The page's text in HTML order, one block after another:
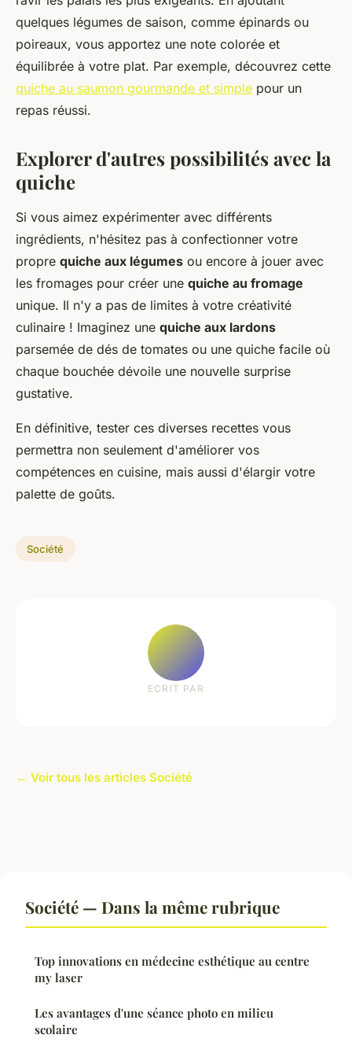
quelques légumes de saison, comme épinards ou
poireaux, vous apportez une note colorée et
équilibrée à votre plat. Par exemple, découvrez cette
quiche au saumon gourmande et simple pour un
repas réussi.
Explorer d'autres possibilités avec la
quiche
Si vous aimez expérimenter avec différents
ingrédients, n'hésitez pas à confectionner votre
propre quiche aux légumes ou encore à jouer avec
les fromages pour créer une quiche au fromage
unique. Il n'y a pas de limites à votre créativité
culinaire ! Imaginez une quiche aux lardons
parsemée de dés de tomates ou une quiche facile où
chaque bouchée dévoile une nouvelle surprise
gustative.
En définitive, tester ces diverses recettes vous
permettra non seulement d'améliorer vos
compétences en cuisine, mais aussi d'élargir votre
palette de goûts.
Société
ECRIT PAR
← Voir tous les articles Société
Société — Dans la même rubrique
Top innovations en médecine esthétique au centre
my laser
Les avantages d'une séance photo en milieu
scolaire